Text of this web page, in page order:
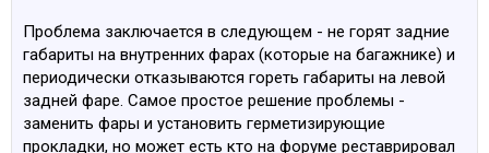
Проблема заключается в следующем - не горят задние
габариты на внутренних фарах (которые на багажнике) и
периодически отказываются гореть габариты на левой
задней фаре. Самое простое решение проблемы -
заменить фары и установить герметизирующие
прокладки, но может есть кто на форуме реставрировал